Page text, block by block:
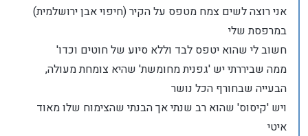
אני רוצה לשים צמח מטפס על הקיר (חיפוי אבן ירושלמית)
במרפסת שלי
חשוב לי שהוא יטפס לבד וללא סיוע של חוטים וכדו'
ממה שביררתי יש 'גפנית מחומשת' שהיא צומחת מעולה,
הבעייה שבחורף הכל נושר
ויש 'קיסוס' שהוא רב שנתי אך הבנתי שהצימוח שלו מאוד
איטי